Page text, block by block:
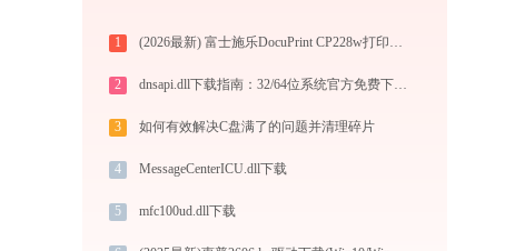
1 (2026最新) 富士施乐DocuPrint CP228w打印机连接问题解决方法 - 金山毒霸
2 dnsapi.dll下载指南：32/64位系统官方免费下载与安装教程
3 如何有效解决C盘满了的问题并清理碎片
4 MessageCenterICU.dll下载
5 mfc100ud.dll下载